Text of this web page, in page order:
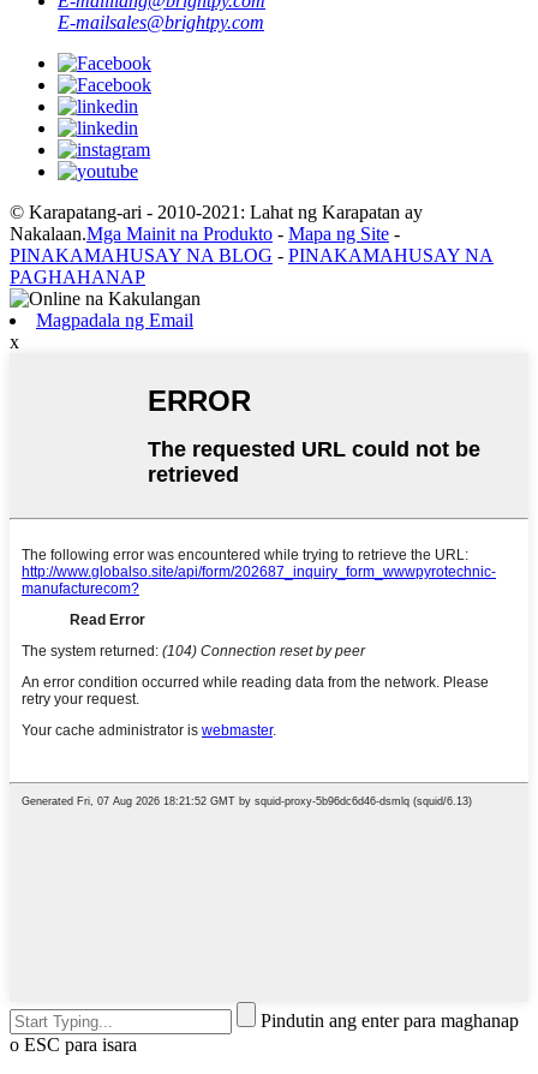
E-mailsales@brightpy.com
© Karapatang-ari - 2010-2021: Lahat ng Karapatan ay
Nakalaan.Mga Mainit na Produkto - Mapa ng Site -
PINAKAMAHUSAY NA BLOG - PINAKAMAHUSAY NA
PAGHAHANAP
Magpadala ng Email
x
Pindutin ang enter para maghanap
o ESC para isara